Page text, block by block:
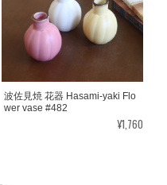
波佐見焼 花器 Hasami-yaki Flo
wer vase #482
¥1,760